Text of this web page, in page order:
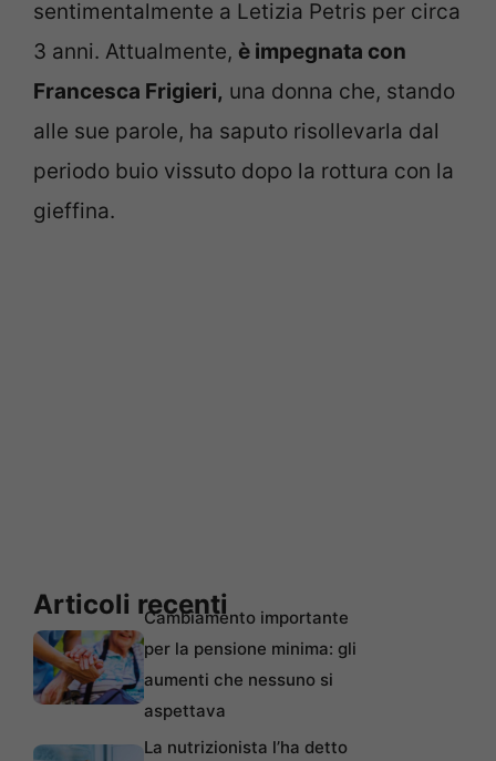
sentimentalmente a Letizia Petris per circa
3 anni. Attualmente, è impegnata con
Francesca Frigieri, una donna che, stando
alle sue parole, ha saputo risollevarla dal
periodo buio vissuto dopo la rottura con la
gieffina.
Articoli recentiCambiamento importante
per la pensione minima: gli
aumenti che nessuno si
aspettava
La nutrizionista l’ha detto